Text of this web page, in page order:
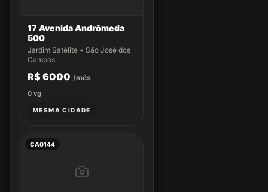
17 Avenida Andrômeda
500
Jardim Satélite • São José dos
Campos
R$ 6000 /mês
0 vg
MESMA CIDADE
CA0144